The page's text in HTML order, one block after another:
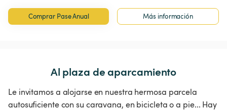
Comprar Pase Anual Más información
Al plaza de aparcamiento
Le invitamos a alojarse en nuestra hermosa parcela
autosuficiente con su caravana, en bicicleta o a pie... Hay